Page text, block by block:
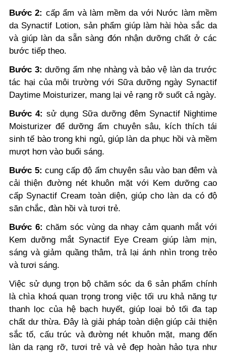
Bước 2: cấp ẩm và làm mềm da với Nước làm mềm
da Synactif Lotion, sản phẩm giúp làm hài hòa sắc da
và giúp làn da sẵn sàng đón nhận dưỡng chất ở các
bước tiếp theo.
Bước 3: dưỡng ẩm nhẹ nhàng và bảo vệ làn da trước
tác hại của môi trường với Sữa dưỡng ngày Synactif
Daytime Moisturizer, mang lại vẻ rạng rỡ suốt cả ngày.
Bước 4: sử dụng Sữa dưỡng đêm Synactif Nightime
Moisturizer để dưỡng ẩm chuyên sâu, kích thích tái
sinh tế bào trong khi ngủ, giúp làn da phục hồi và mềm
mượt hơn vào buổi sáng.
Bước 5:cung cấp độ ẩm chuyên sâu vào ban đêm và
cải thiện đường nét khuôn mặt với Kem dưỡng cao
cấp Synactif Cream toàn diện, giúp cho làn da có độ
săn chắc, đàn hồi và tươi trẻ.
Bước 6: chăm sóc vùng da nhạy cảm quanh mắt với
Kem dưỡng mắt Synactif Eye Cream giúp làm mịn,
sáng và giảm quầng thâm, trả lại ánh nhìn trong trẻo
và tươi sáng.
Việc sử dụng trọn bộ chăm sóc da 6 sản phẩm chính
là chìa khoá quan trọng trong việc tối ưu khả năng tự
thanh lọc của hệ bạch huyết, giúp loại bỏ tối đa tạp
chất dư thừa. Đây là giải pháp toàn diện giúp cải thiện
sắc tố, cấu trúc và đường nét khuôn mặt, mang đến
làn da rạng rỡ, tươi trẻ và vẻ đẹp hoàn hảo tựa như